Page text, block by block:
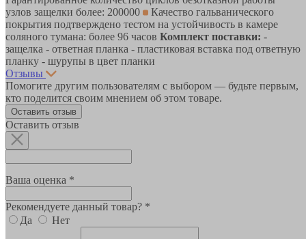
узлов защелки более: 200000
Качество гальванического
покрытия подтверждено тестом на устойчивость в камере
соляного тумана: более 96 часов Комплект поставки: -
защелка - ответная планка - пластиковая вставка под ответную
планку - шурупы в цвет планки
Отзывы
Помогите другим пользователям с выбором — будьте первым,
кто поделится своим мнением об этом товаре.
Оставить отзыв
Оставить отзыв
Ваша оценка *
Рекомендуете данный товар? *
Да
Нет